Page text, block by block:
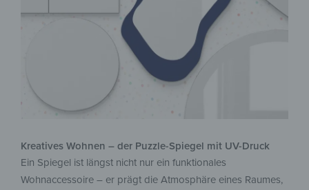
Kreatives Wohnen – der Puzzle-Spiegel mit UV-Druck
Ein Spiegel ist längst nicht nur ein funktionales
Wohnaccessoire – er prägt die Atmosphäre eines Raumes,